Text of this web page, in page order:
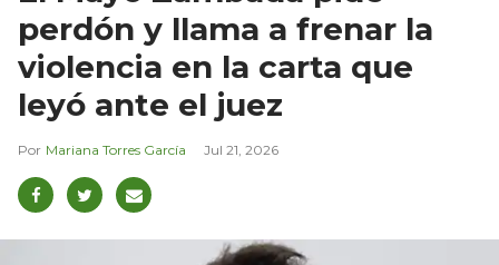
perdón y llama a frenar la
violencia en la carta que
leyó ante el juez
Mariana Torres García Jul 21, 2026